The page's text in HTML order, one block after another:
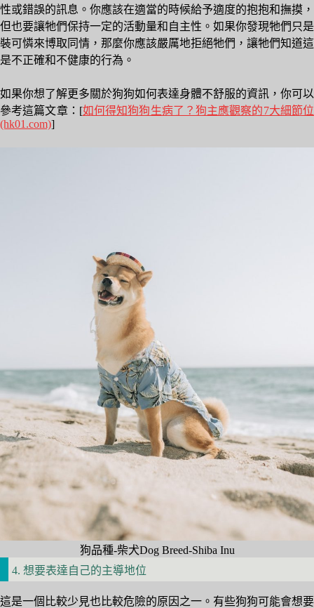
性或錯誤的訊息。你應該在適當的時候給予適度的抱抱和撫摸，
但也要讓牠們保持一定的活動量和自主性。如果你發現牠們只是
裝可憐來博取同情，那麼你應該嚴厲地拒絕牠們，讓牠們知道這
是不正確和不健康的行為。
如果你想了解更多關於狗狗如何表達身體不舒服的資訊，你可以
參考這篇文章：[如何得知狗狗生病了？狗主應觀察的7大細節位
(hk01.com)]
狗品種-柴犬Dog Breed-Shiba Inu
4. 想要表達自己的主導地位
這是一個比較少見也比較危險的原因之一。有些狗狗可能會想要